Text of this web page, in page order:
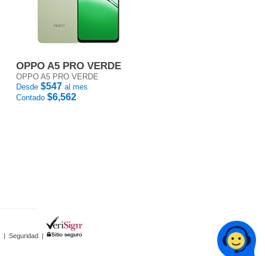
OPPO A5 PRO VERDE
OPPO A5 PRO VERDE
Desde $547 al mes
Contado $6,562
| Seguridad |